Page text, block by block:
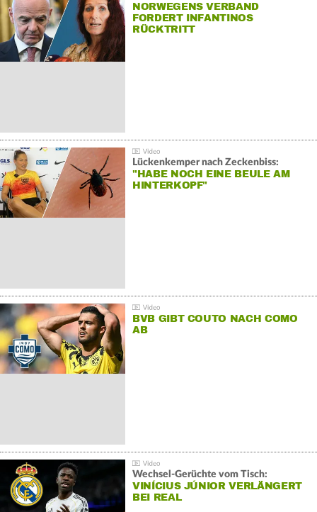
NORWEGENS VERBAND
FORDERT INFANTINOS
RÜCKTRITT
Lückenkemper nach Zeckenbiss:
"HABE NOCH EINE BEULE AM
HINTERKOPF"
BVB GIBT COUTO NACH COMO
AB
Wechsel-Gerüchte vom Tisch:
VINÍCIUS JÚNIOR VERLÄNGERT
BEI REAL